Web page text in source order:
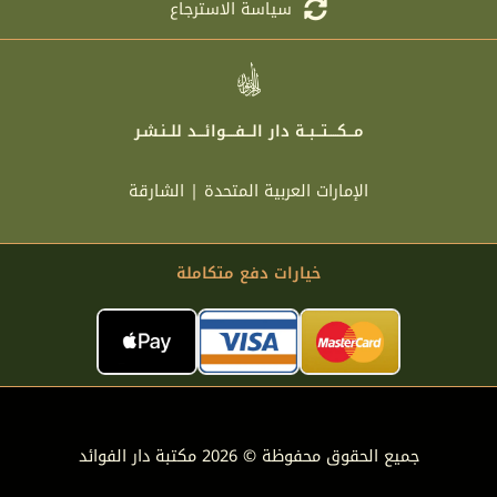
سياسة الاسترجاع
مـــكــــتـــبــة دار الـــفــــوائـــد للــنـشـر
الإمارات العربية المتحدة | الشارقة
خيارات دفع متكاملة
جميع الحقوق محفوظة © 2026 مكتبة دار الفوائد